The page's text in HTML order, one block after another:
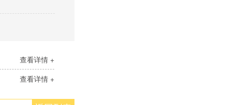
查看详情 +
查看详情 +